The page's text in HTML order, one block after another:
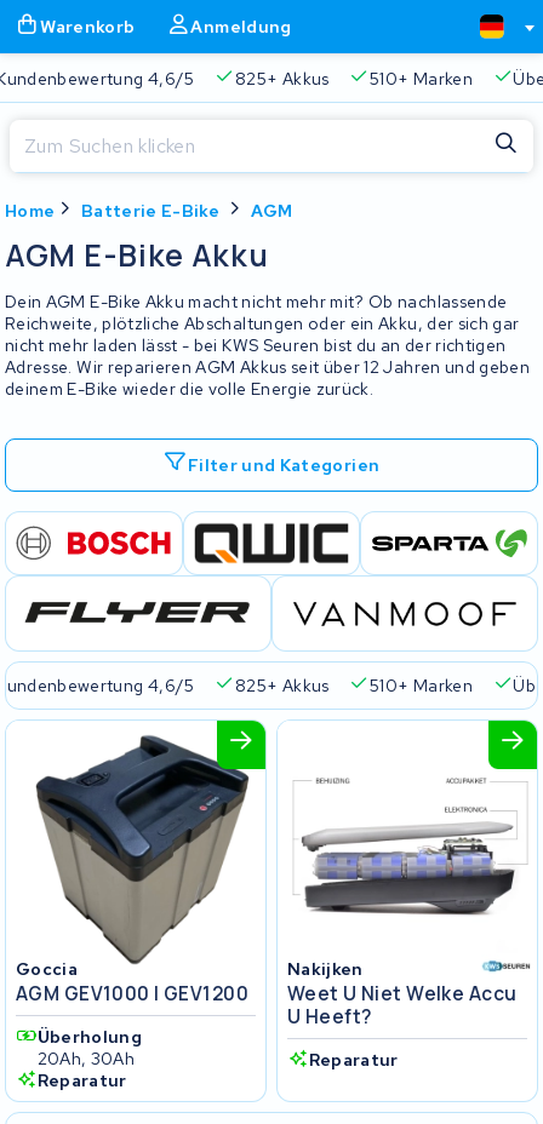
Warenkorb Anmeldung
4,6/5 825+ Akkus 510+ Marken
Home Batterie E-Bike AGM
AGM E-Bike Akku
Dein AGM E-Bike Akku macht nicht mehr mit? Ob nachlassende
Reichweite, plötzliche Abschaltungen oder ein Akku, der sich gar
nicht mehr laden lässt - bei KWS Seuren bist du an der richtigen
Adresse. Wir reparieren AGM Akkus seit über 12 Jahren und geben
deinem E-Bike wieder die volle Energie zurück.
Filter und Kategorien
4,6/5 825+ Akkus 510+ Marken
Goccia
AGM GEV1000 | GEV1200
Überholung
20Ah, 30Ah
Reparatur
Nakijken
Weet U Niet Welke Accu
U Heeft?
Reparatur
Ihr Warenkorb ist leer.
Immer eine passende Lösung 2 Jahre Garantie
Schließen
Beginnen Sie mit der Eingabe in der Suchleiste, um zu suchen